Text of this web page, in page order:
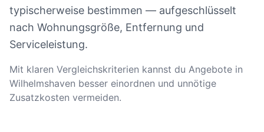
typischerweise bestimmen — aufgeschlüsselt
nach Wohnungsgröße, Entfernung und
Serviceleistung.
Mit klaren Vergleichskriterien kannst du Angebote in
Wilhelmshaven besser einordnen und unnötige
Zusatzkosten vermeiden.